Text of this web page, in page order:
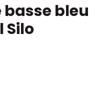
bleu
Silo